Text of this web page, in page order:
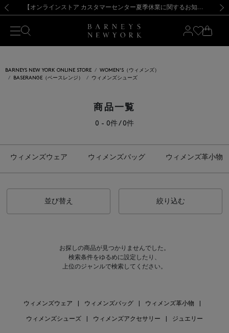
新規登録のお客様も対象！＜MY BARNEYS＞会員のお客様は11,000円（税込）以上のお買上げで常時送料無料！お買い物の際は会員登録を！
【夏季休業に伴う出荷一時停止のお知らせ】(2026.8.7) 【オンラインストア カスタマーセンター夏季休業に関するお知らせ】（2026.8.7）
【夏季休業に伴う返品・交換承り一時停止のお知らせ】（2026.8.5）
熊本県を中心とした地震の影響によるお荷物のお届けについて
【開催中】SUMMER SALEのご案内・ご注意事項 新規登録のお客様も対象！＜MY BARNEYS＞会員のお客様は11,000円（税込）以上のお買上げで常時送料無料！お買い物の際は会員登録を！
【夏季休業に伴う出荷一時停止のお知らせ】(2026.8.7)
BARNEYS NEW YORK ONLINE STORE
WOMEN'S（ウィメンズ）
BASERANGE（ベースレンジ）
ウィメンズシューズ
商品一覧
0 - 0件 / 0件
ウィメンズウェア ウィメンズバッグ ウィメンズ革小物
並び替え 絞り込む
お探しの商品が見つかりませんでした。
検索条件をゆるめに設定したり、
上位のジャンルで検索してください。
ウィメンズウェア ウィメンズバッグ ウィメンズ革小物
ウィメンズシューズ ウィメンズアクセサリー ジュエリー